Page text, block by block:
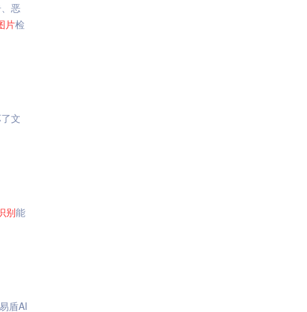
恶
片检
文
别能
盾AI